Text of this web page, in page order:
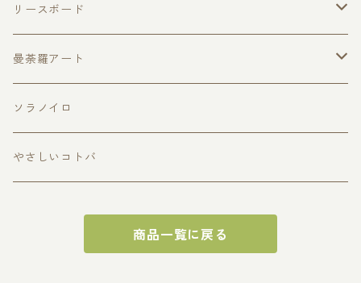
ハガキサイズ
ドアプレートサイズ
黒板ボード
トートバッグ
リースボード
季節のイベント
春のリース
夏のリース
曼荼羅アート
MANDARAmini
ソラノイロ
やさしいコトバ
商品一覧に戻る